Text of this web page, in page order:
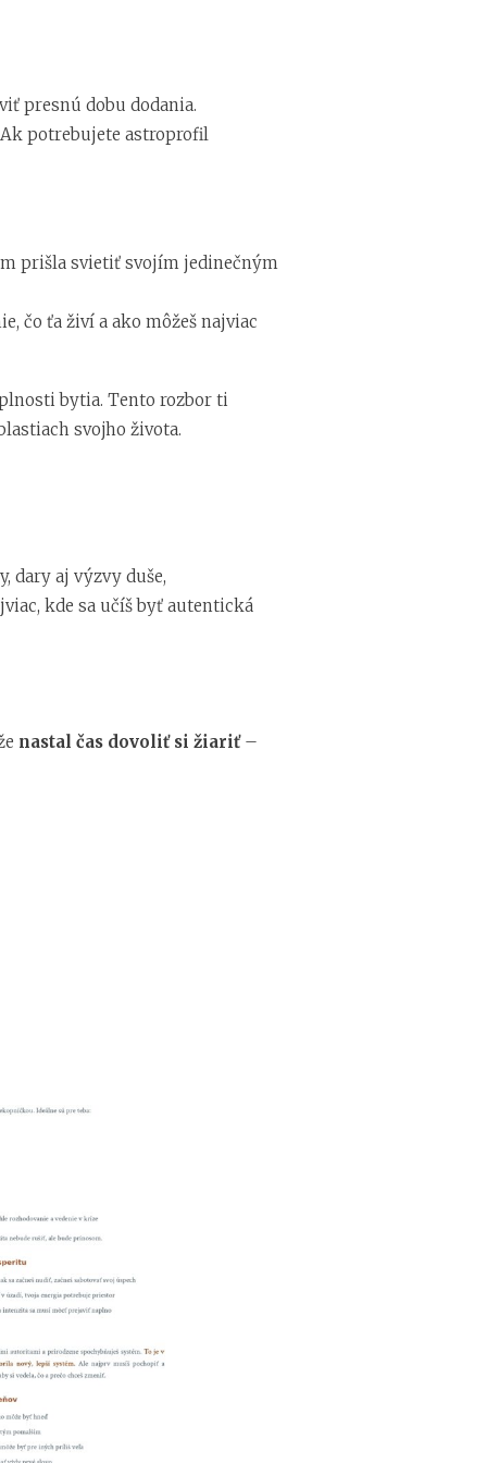
presnú dobu dodania.
potrebujete astroprofil
prišla svietiť svojím jedinečným
čo ťa živí a ako môžeš najviac
bytia. Tento rozbor ti
svojho života.
dary aj výzvy duše,
kde sa učíš byť autentická
nastal čas dovoliť si žiariť–